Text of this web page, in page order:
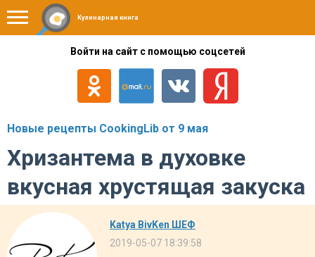
Кулинарная книга
Войти на сайт с помощью соцсетей
Новые рецепты CookingLib от 9 мая
Хризантема в духовке
вкусная хрустящая закуска
Katya BivKen ШЕФ
2019-05-07 18:39:58